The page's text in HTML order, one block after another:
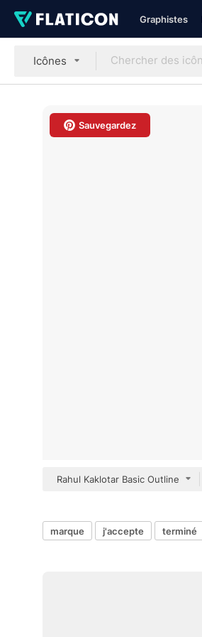
Graphistes
Icônes
Sauvegardez
Rahul Kaklotar Basic Outline
marque j'accepte terminé